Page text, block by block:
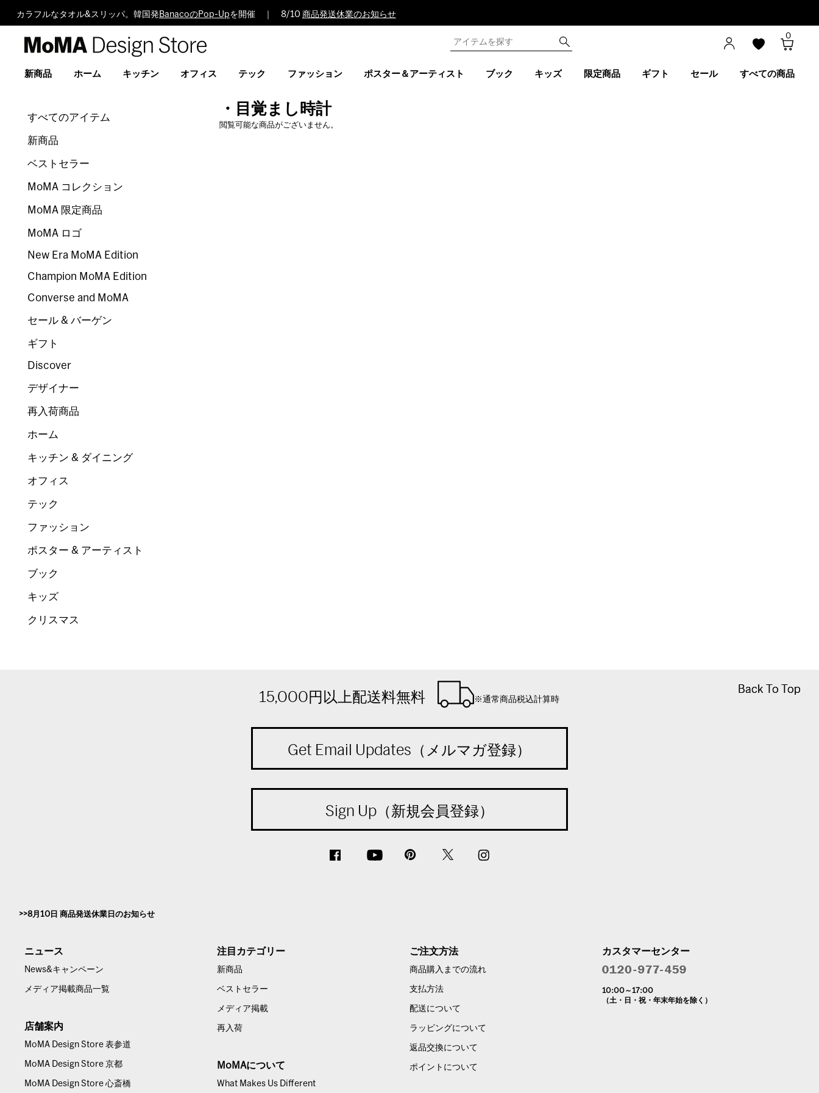
カラフルなタオル&スリッパ。韓国発 BanacoのPop-Upを開催 ｜ 8/10 商品発送休業のお知らせ
Design
0
新商品 ホーム キッチン オフィス テック ファッション ポスター＆アーティスト ブック キッズ 限定商品 ギフト セール すべての商品
・目覚まし時計
閲覧可能な商品がございません。
すべてのアイテム
新商品
ベストセラー
MoMA コレクション
MoMA 限定商品
MoMA ロゴ
New Era MoMA Edition
Champion MoMA Edition
Converse and MoMA
セール & バーゲン
ギフト
Discover
デザイナー
再入荷商品
ホーム
キッチン & ダイニング
オフィス
テック
ファッション
ポスター & アーティスト
ブック
キッズ
クリスマス
Back To Top
Back To Top
15,000円以上配送料無料 ※通常商品税込計算時
Get Email Updates（メルマガ登録）
Sign Up（新規会員登録）
8月10日 商品発送休業日のお知らせ
ニュース
News&キャンペーン
メディア掲載商品一覧
店舗案内
MoMA Design Store 表参道
MoMA Design Store 京都
MoMA Design Store 心斎橋
注目カテゴリー
新商品
ベストセラー
メディア掲載
再入荷
MoMAについて
What Makes Us Different
ご注文方法
商品購入までの流れ
支払方法
配送について
ラッピングについて
返品交換について
ポイントについて
カスタマーセンター
10:00～17:00
（土・日・祝・年末年始を除く）